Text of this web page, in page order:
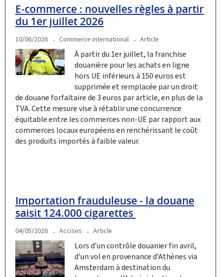
E-commerce : nouvelles règles à partir
du 1er juillet 2026
10/06/2026 Commerce international Article
À partir du 1er juillet, la franchise
douanière pour les achats en ligne
hors UE inférieurs à 150 euros est
supprimée et remplacée par un droit
de douane forfaitaire de 3 euros par article, en plus de la
TVA. Cette mesure vise à rétablir une concurrence
équitable entre les commerces non-UE par rapport aux
commerces locaux européens en renchérissant le coût
des produits importés à faible valeur.
Importation frauduleuse - la douane
saisit 124.000 cigarettes ‎
04/05/2026 Accises Article
Lors d’un contrôle douanier fin avril,
d’un vol en provenance d’Athènes via
Amsterdam à destination du